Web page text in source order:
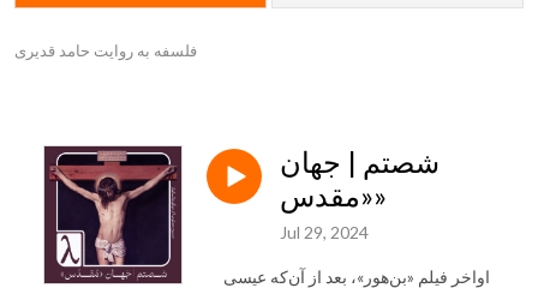
فلسفه به روایت حامد قدیری
شصتم | جهان
«مقدس»
Jul 29, 2024
اواخر فیلم «بن‌هور»، بعد از آن‌که عیسی